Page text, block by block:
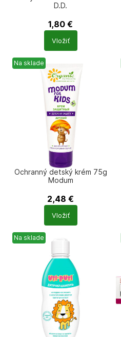
D.D.
1,80 €
Počet
produktů
Vložiť
Na sklade
Ochranný detský krém 75g
Modum
2,48 €
Počet
produktů
Vložiť
Na sklade